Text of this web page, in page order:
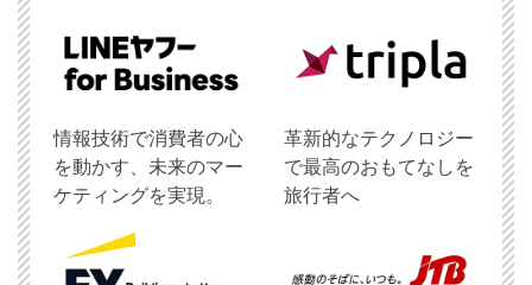
情報技術で消費者の心
を動かす、未来のマー
ケティングを実現。
革新的なテクノロジー
で最高のおもてなしを
旅行者へ